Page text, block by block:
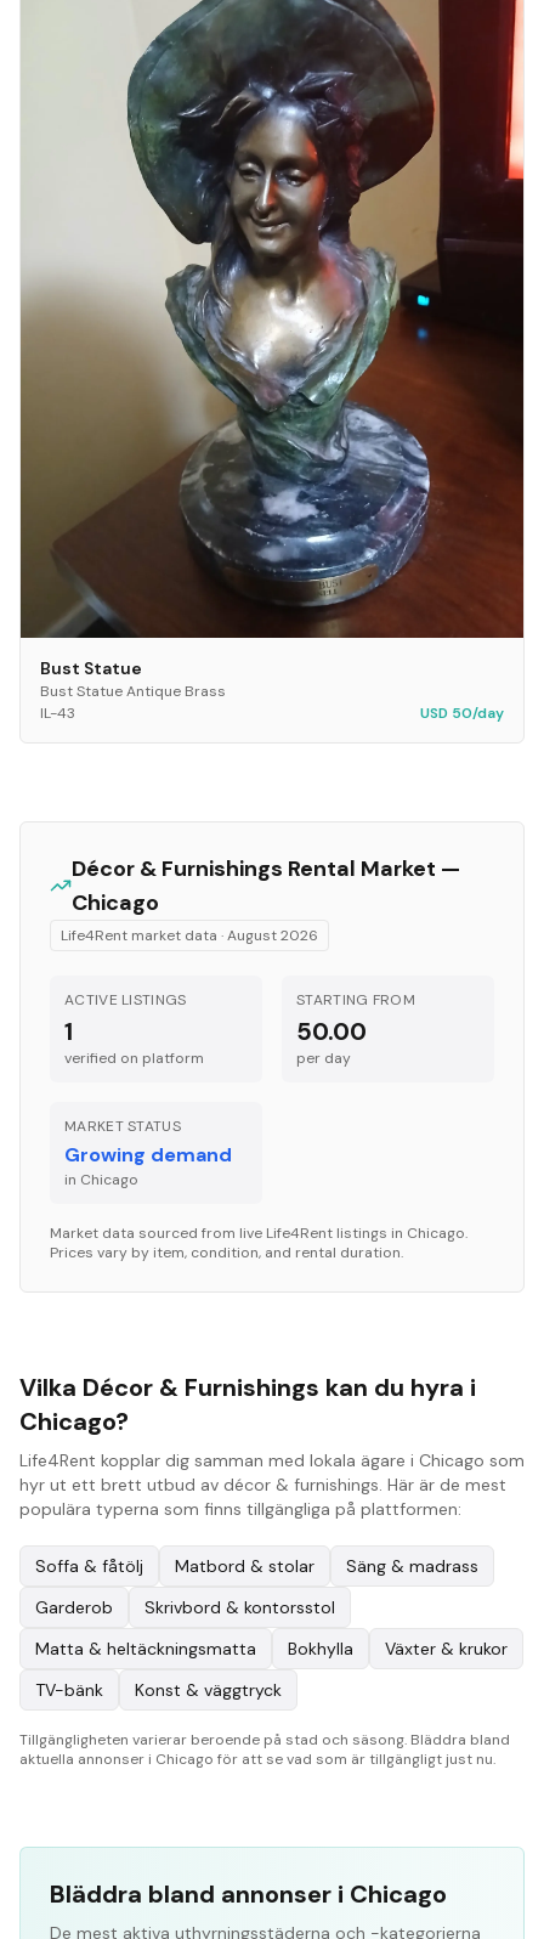
Bust Statue
Bust Statue Antique Brass
IL-43
USD 50/day
Décor & Furnishings Rental Market —
Chicago
Life4Rent market data ·August 2026
ACTIVE LISTINGS
1
verified on platform
STARTING FROM
50.00
per day
MARKET STATUS
Growing demand
in Chicago
Market data sourced from live Life4Rent listings in Chicago.
Prices vary by item, condition, and rental duration.
Vilka Décor & Furnishings kan du hyra i
Chicago?
Life4Rent kopplar dig samman med lokala ägare i Chicago som
hyr ut ett brett utbud av décor & furnishings. Här är de mest
populära typerna som finns tillgängliga på plattformen:
Soffa & fåtölj Matbord & stolar
Säng & madrass
Garderob
Skrivbord & kontorsstol
Matta & heltäckningsmatta
Bokhylla
Växter & krukor
TV-bänk
Konst & väggtryck
Tillgängligheten varierar beroende på stad och säsong. Bläddra bland
aktuella annonser i Chicago för att se vad som är tillgängligt just nu.
Bläddra bland annonser i Chicago
De mest aktiva uthyrningsstäderna och -kategorierna